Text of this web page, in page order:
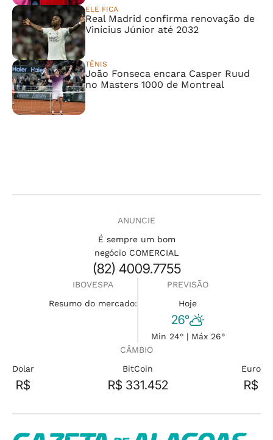
ELE FICA
Real Madrid confirma renovação de
Vinícius Júnior até 2032
TÊNIS
João Fonseca encara Casper Ruud
no Masters 1000 de Montreal
ANUNCIE
É sempre um bom
negócio COMERCIAL
(82) 4009.7755
IBOVESPA
Resumo do mercado:
PREVISÃO
Hoje
26°
Min 24° | Máx 26°
CÂMBIO
Dolar
R$
BitCoin
R$ 331.452
Euro
R$